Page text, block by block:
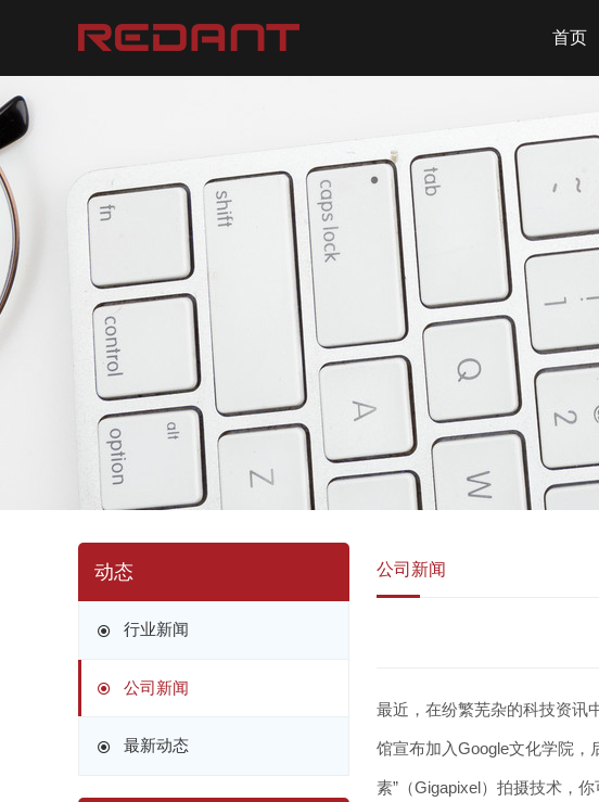
首页
动态
行业新闻
公司新闻
最新动态
公司新闻
最近，在纷繁芜杂的科技资讯
馆宣布加入Google文化学院，
素”（Gigapixel）拍摄技术，